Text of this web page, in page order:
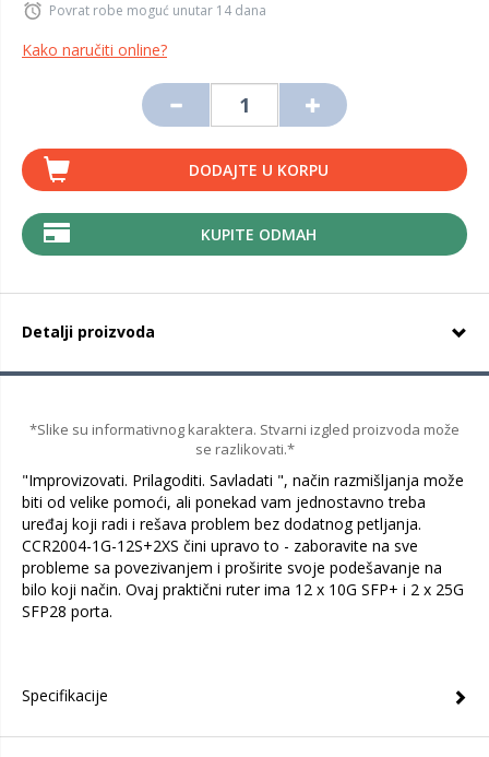
Povrat robe moguć unutar 14 dana
Kako naručiti online?
DODAJTE U KORPU
KUPITE ODMAH
Detalji proizvoda
*Slike su informativnog karaktera. Stvarni izgled proizvoda može
se razlikovati.*
"Improvizovati. Prilagoditi. Savladati ", način razmišljanja može
biti od velike pomoći, ali ponekad vam jednostavno treba
uređaj koji radi i rešava problem bez dodatnog petljanja.
CCR2004-1G-12S+2XS čini upravo to - zaboravite na sve
probleme sa povezivanjem i proširite svoje podešavanje na
bilo koji način. Ovaj praktični ruter ima 12 x 10G SFP+ i 2 x 25G
SFP28 porta.
Specifikacije